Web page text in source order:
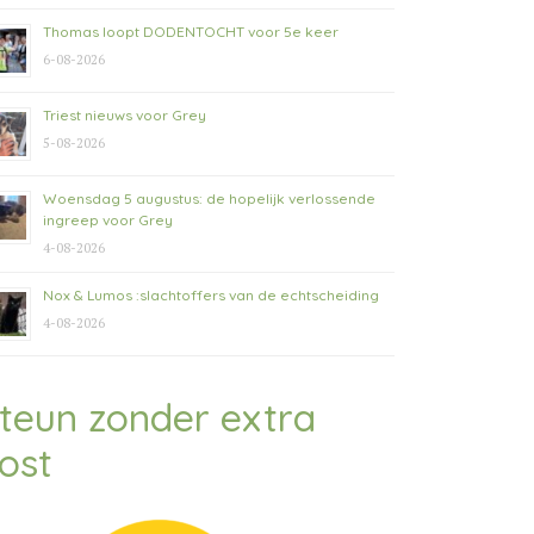
Thomas loopt DODENTOCHT voor 5e keer
6-08-2026
Triest nieuws voor Grey
5-08-2026
Woensdag 5 augustus: de hopelijk verlossende
ingreep voor Grey
4-08-2026
Nox & Lumos :slachtoffers van de echtscheiding
4-08-2026
zonder extra